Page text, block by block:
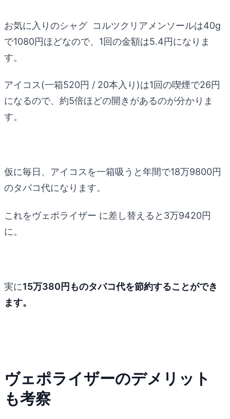
お気に入りのシャグ コルツクリアメンソールは40g
で1080円ほどなので、1回の金額は5.4円になりま
す。
アイコス(一箱520円 / 20本入り)は1回の喫煙で26円
になるので、約5倍ほどの開きがあるのが分かりま
す。
仮に毎日、アイコスを一箱吸うと年間で18万9800円
のタバコ代になります。
これをヴェポライザー に差し替えると3万9420円
に。
実に15万380円ものタバコ代を節約することができ
ます。
ヴェポライザーのデメリット
も考察